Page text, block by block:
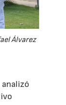
Álvarez